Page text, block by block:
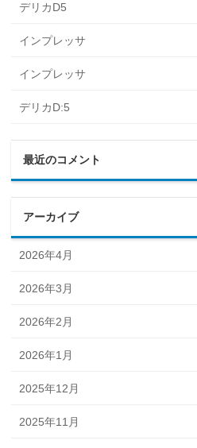
デリカD5
インプレッサ
インプレッサ
デリカD:5
最近のコメント
アーカイブ
2026年4月
2026年3月
2026年2月
2026年1月
2025年12月
2025年11月